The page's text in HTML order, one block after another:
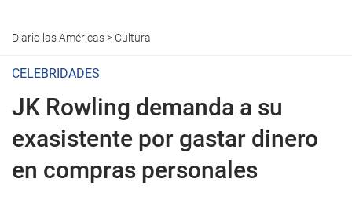
Diario las Américas> Cultura
CELEBRIDADES
JK Rowling demanda a su
exasistente por gastar dinero
en compras personales